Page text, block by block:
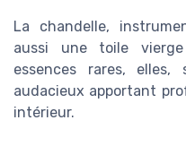
La chandelle,
aussi une toile
essences rares,
audacieux apportant
intérieur.